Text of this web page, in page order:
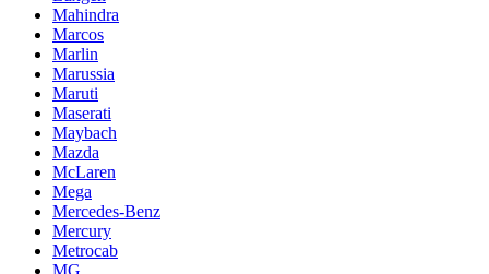
Mahindra
Marcos
Marlin
Marussia
Maruti
Maserati
Maybach
Mazda
McLaren
Mega
Mercedes-Benz
Mercury
Metrocab